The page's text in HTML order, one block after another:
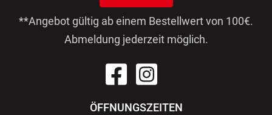
**Angebot gültig ab einem Bestellwert von 100€.
Abmeldung jederzeit möglich.
ÖFFNUNGSZEITEN